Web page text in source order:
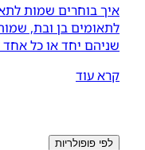
איך בוחרים שמות
לתאומים בן ובת,
שניהם יחד או כל אחד
קרא עוד
לפי פופולריות